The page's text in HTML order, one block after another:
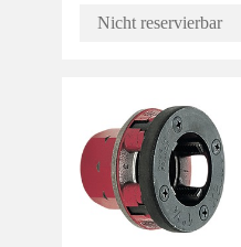
Nicht reservierbar